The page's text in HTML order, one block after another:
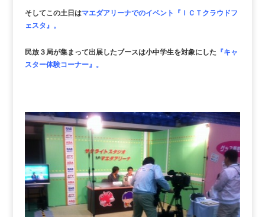
そしてこの土日はマエダアリーナでのイベント『ＩＣＴクラウドフ
ェスタ』。
民放３局が集まって出展したブースは小中学生を対象にした 『キャ
スター体験コーナー』。